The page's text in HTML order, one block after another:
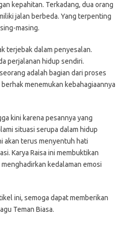
kepahitan. Terkadang, dua orang
jalan berbeda. Yang terpenting
masing.
terjebak dalam penyesalan.
perjalanan hidup sendiri.
adalah bagian dari proses
menemukan kebahagiaannya
kini karena pesannya yang
situasi serupa dalam hidup
akan terus menyentuh hati
Karya Raisa ini membuktikan
kedalaman emosi
ini, semoga dapat memberikan
Teman Biasa.